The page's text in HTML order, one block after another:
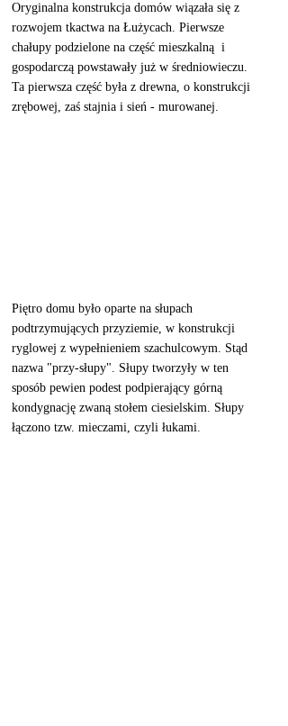
Oryginalna konstrukcja domów wiązała się z
rozwojem tkactwa na Łużycach. Pierwsze
chałupy podzielone na część mieszkalną  i
gospodarczą powstawały już w średniowieczu.
Ta pierwsza część była z drewna, o konstrukcji
zrębowej, zaś stajnia i sień - murowanej.
Piętro domu było oparte na słupach
podtrzymujących przyziemie, w konstrukcji
ryglowej z wypełnieniem szachulcowym. Stąd
nazwa "przy-słupy". Słupy tworzyły w ten
sposób pewien podest podpierający górną
kondygnację zwaną stołem ciesielskim. Słupy
łączono tzw. mieczami, czyli łukami.